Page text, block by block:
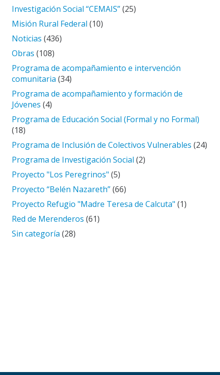
Investigación Social “CEMAIS”(25)
Misión Rural Federal (10)
Noticias (436)
Obras (108)
Programa de acompañamiento e intervención
comunitaria (34)
Programa de acompañamiento y formación de
Jóvenes (4)
Programa de Educación Social (Formal y no Formal)
(18)
Programa de Inclusión de Colectivos Vulnerables (24)
Programa de Investigación Social (2)
Proyecto "Los Peregrinos" (5)
Proyecto “Belén Nazareth”(66)
Proyecto Refugio "Madre Teresa de Calcuta" (1)
Red de Merenderos (61)
Sin categoría (28)